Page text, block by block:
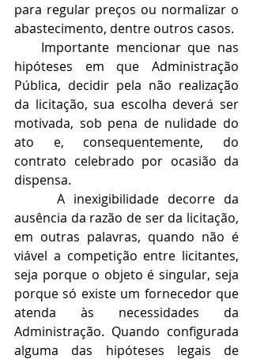
para regular preços ou normalizar o
abastecimento, dentre outros casos.
hipóteses em que Administração
Pública, decidir pela não realização
da licitação, sua escolha deverá ser
motivada, sob pena de nulidade do
ato e, consequentemente, do
contrato celebrado por ocasião da
dispensa.
     A inexigibilidade decorre da
ausência da razão de ser da licitação,
em outras palavras, quando não é
viável a competição entre licitantes,
seja porque o objeto é singular, seja
porque só existe um fornecedor que
atenda às necessidades da
Administração. Quando configurada
alguma das hipóteses legais de